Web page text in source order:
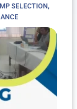
SELECTION,